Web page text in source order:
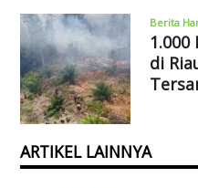
Berita
di
ARTIKEL LAINNYA